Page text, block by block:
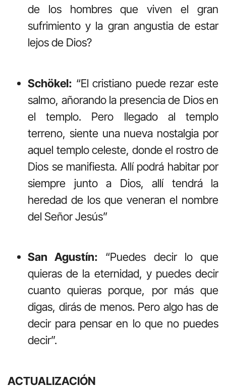
de los hombres que viven el gran
sufrimiento y la gran angustia de estar
lejos de Dios?
Schökel: “El cristiano puede rezar este
salmo, añorando la presencia de Dios en
el templo. Pero llegado al templo
terreno, siente una nueva nostalgia por
aquel templo celeste, donde el rostro de
Dios se manifiesta. Allí podrá habitar por
siempre junto a Dios, allí tendrá la
heredad de los que veneran el nombre
del Señor Jesús”
San Agustín: “Puedes decir lo que
quieras de la eternidad, y puedes decir
cuanto quieras porque, por más que
digas, dirás de menos. Pero algo has de
decir para pensar en lo que no puedes
decir”.
ACTUALIZACIÓN